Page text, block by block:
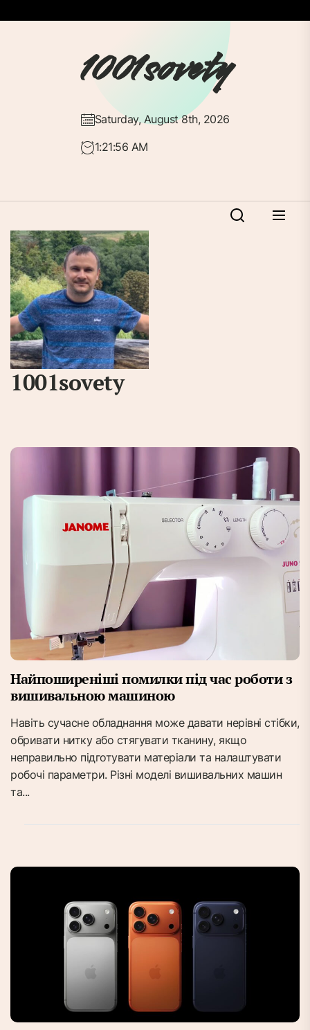
до
1001sovety
Saturday, August 8th, 2026
1:21:57 AM
1001sovety
Найпоширеніші помилки під час роботи з
вишивальною машиною
Навіть сучасне обладнання може давати нерівні стібки,
обривати нитку або стягувати тканину, якщо
неправильно підготувати матеріали та налаштувати
робочі параметри. Різні моделі вишивальних машин
та...